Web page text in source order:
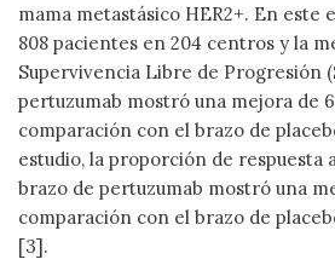
mama metastásico HER2+. En este
808 pacientes en 204 centros y la
Supervivencia Libre de Progresión
pertuzumab mostró una mejora de
comparación con el brazo de
estudio, la proporción de respuesta
brazo de pertuzumab mostró una
comparación con el brazo de
[3].